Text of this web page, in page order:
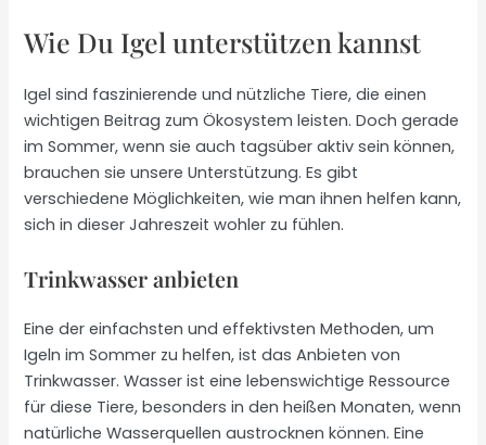
Wie Du Igel unterstützen kannst
Igel sind faszinierende und nützliche Tiere, die einen
wichtigen Beitrag zum Ökosystem leisten. Doch gerade
im Sommer, wenn sie auch tagsüber aktiv sein können,
brauchen sie unsere Unterstützung. Es gibt
verschiedene Möglichkeiten, wie man ihnen helfen kann,
sich in dieser Jahreszeit wohler zu fühlen.
Trinkwasser anbieten
Eine der einfachsten und effektivsten Methoden, um
Igeln im Sommer zu helfen, ist das Anbieten von
Trinkwasser. Wasser ist eine lebenswichtige Ressource
für diese Tiere, besonders in den heißen Monaten, wenn
natürliche Wasserquellen austrocknen können. Eine